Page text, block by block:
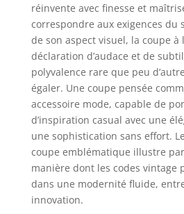
réinvente avec finesse et
correspondre aux exigences du
de son aspect visuel, la coupe à
déclaration d’audace et de
polyvalence rare que peu
égaler. Une coupe pensée
accessoire mode, capable de
d’inspiration casual avec une
une sophistication sans effort.
coupe emblématique illustre
manière dont les codes vintage
dans une modernité fluide,
innovation.